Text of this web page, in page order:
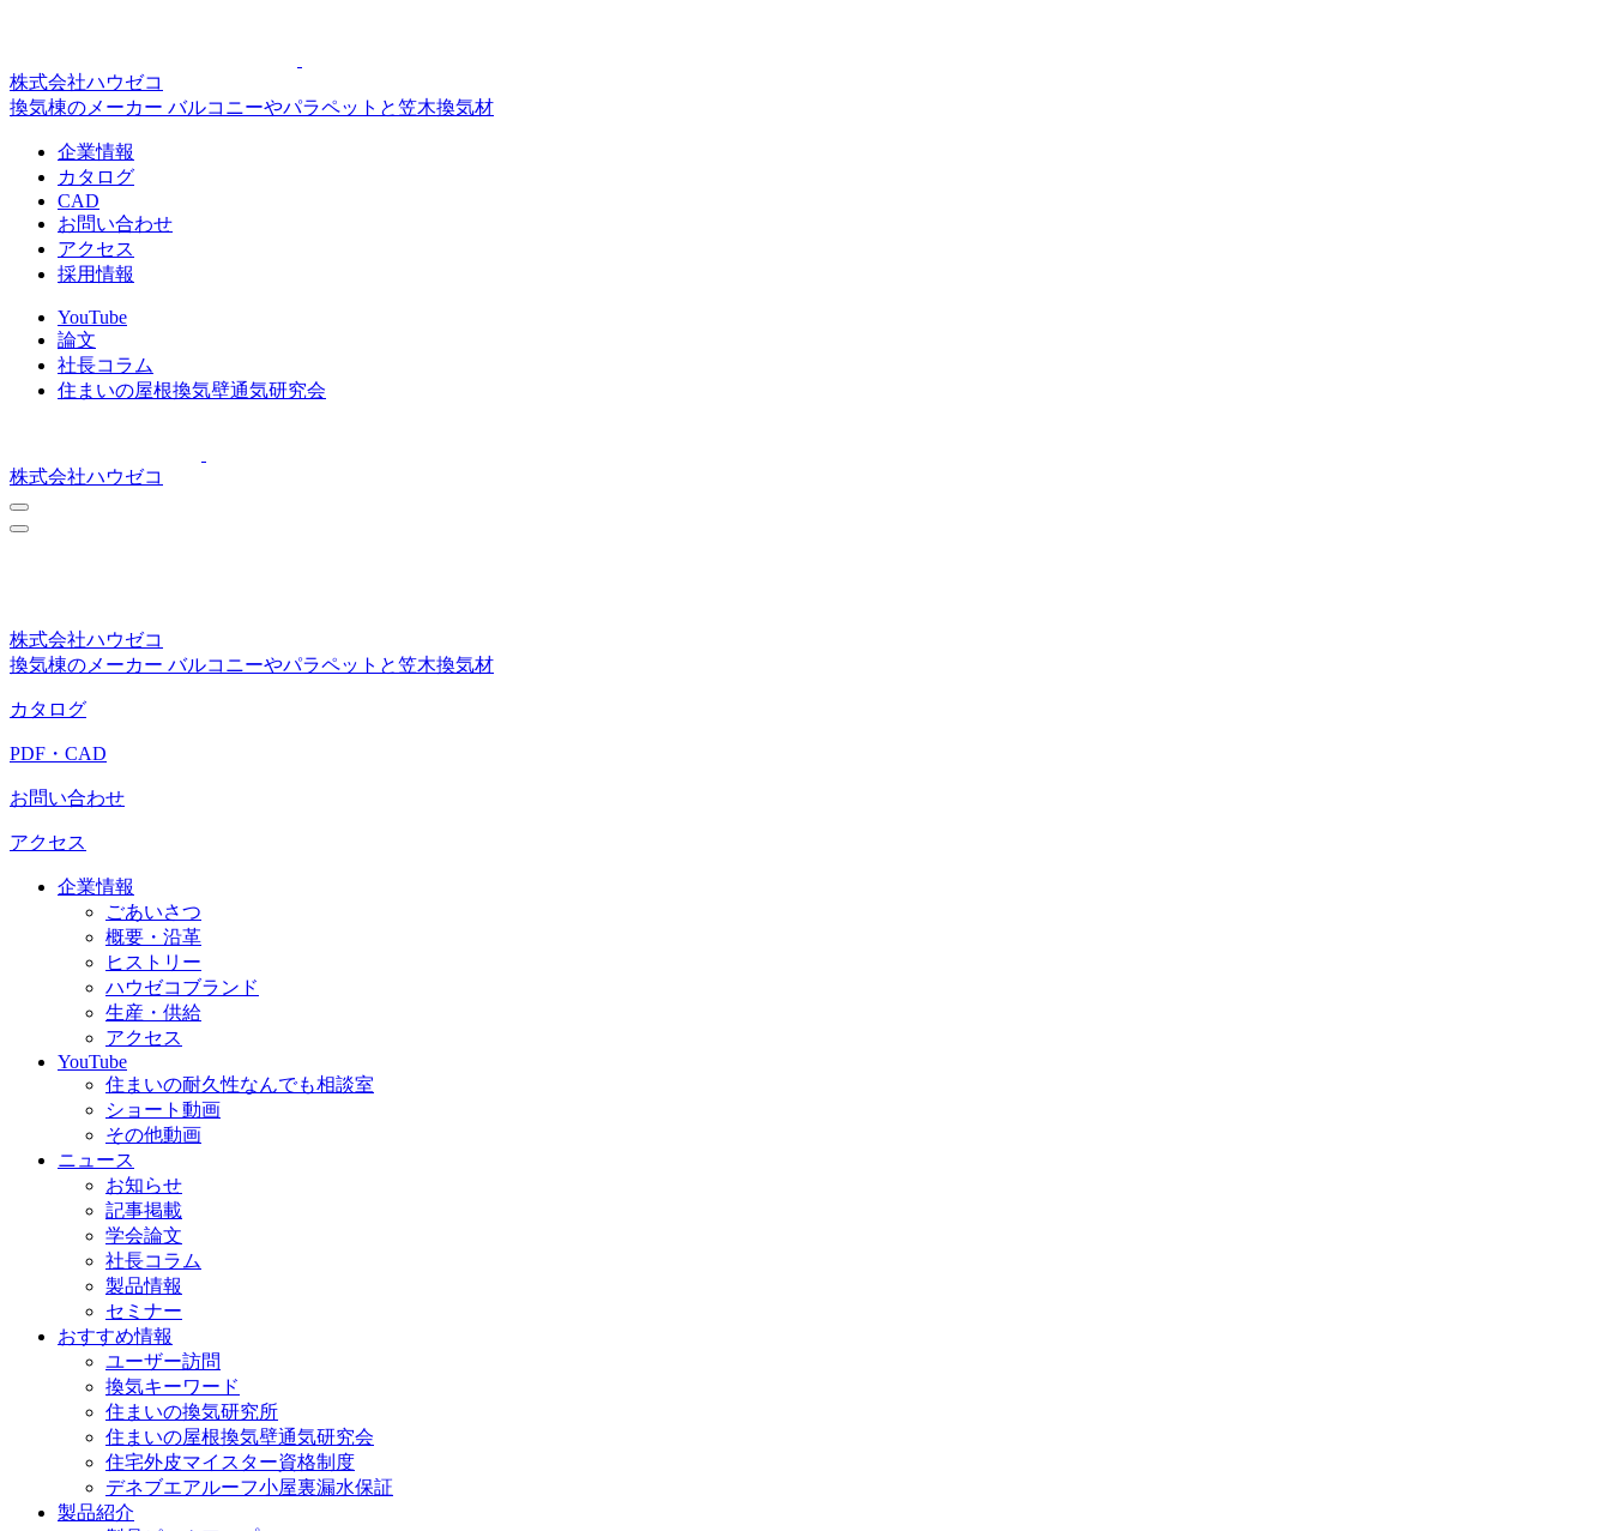
株式会社ハウゼコ
換気棟のメーカー バルコニーやパラペットと笠木換気材
企業情報
カタログ
CAD
お問い合わせ
アクセス
採用情報
YouTube
論文
社長コラム
住まいの屋根換気壁通気研究会
株式会社ハウゼコ
株式会社ハウゼコ
換気棟のメーカー バルコニーやパラペットと笠木換気材
カタログ
PDF・CAD
お問い合わせ
アクセス
企業情報
ごあいさつ
概要・沿革
ヒストリー
ハウゼコブランド
生産・供給
アクセス
YouTube
住まいの耐久性なんでも相談室
ショート動画
その他動画
ニュース
お知らせ
記事掲載
学会論文
社長コラム
製品情報
セミナー
おすすめ情報
ユーザー訪問
換気キーワード
住まいの換気研究所
住まいの屋根換気壁通気研究会
住宅外皮マイスター資格制度
デネブエアルーフ小屋裏漏水保証
製品紹介